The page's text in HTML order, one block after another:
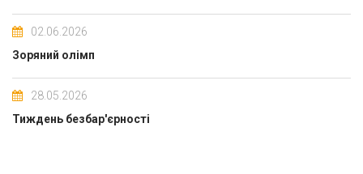
02.06.2026
Зоряний олімп
28.05.2026
Тиждень безбар'єрності